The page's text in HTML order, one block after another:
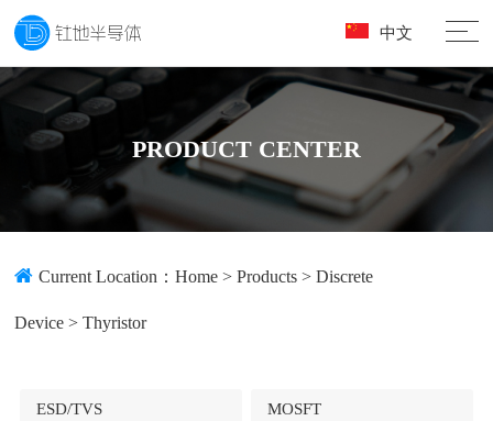
PRODUCT CENTER
Current Location：Home >Products >Discrete
Device >Thyristor
ESD/TVS MOSFT
中文